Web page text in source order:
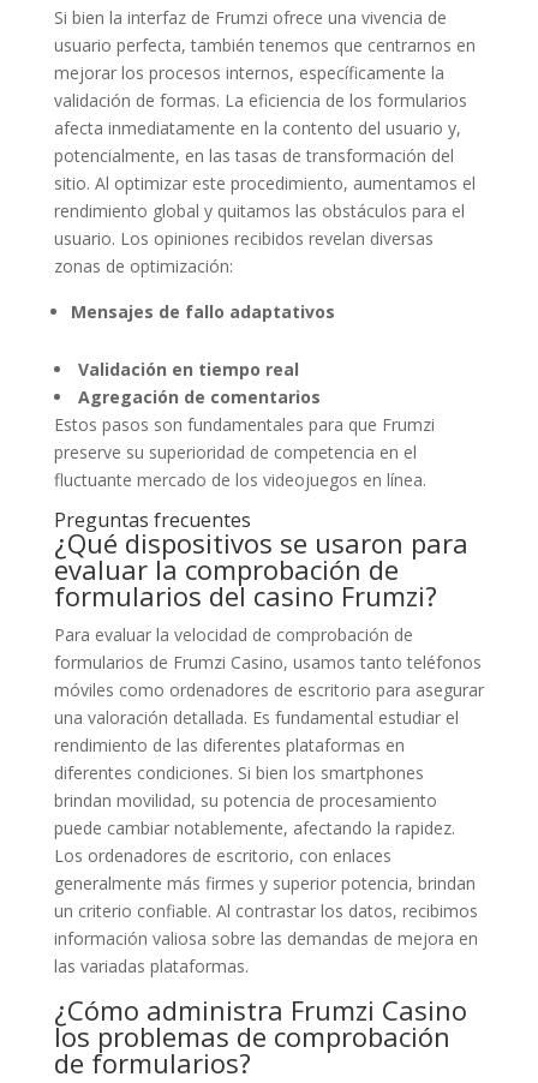
Si bien la interfaz de Frumzi ofrece una vivencia de
usuario perfecta, también tenemos que centrarnos en
mejorar los procesos internos, específicamente la
validación de formas. La eficiencia de los formularios
afecta inmediatamente en la contento del usuario y,
potencialmente, en las tasas de transformación del
sitio. Al optimizar este procedimiento, aumentamos el
rendimiento global y quitamos las obstáculos para el
usuario. Los opiniones recibidos revelan diversas
zonas de optimización:
Mensajes de fallo adaptativos
Validación en tiempo real
Agregación de comentarios
Estos pasos son fundamentales para que Frumzi
preserve su superioridad de competencia en el
fluctuante mercado de los videojuegos en línea.
Preguntas frecuentes
¿Qué dispositivos se usaron para
evaluar la comprobación de
formularios del casino Frumzi?
Para evaluar la velocidad de comprobación de
formularios de Frumzi Casino, usamos tanto teléfonos
móviles como ordenadores de escritorio para asegurar
una valoración detallada. Es fundamental estudiar el
rendimiento de las diferentes plataformas en
diferentes condiciones. Si bien los smartphones
brindan movilidad, su potencia de procesamiento
puede cambiar notablemente, afectando la rapidez.
Los ordenadores de escritorio, con enlaces
generalmente más firmes y superior potencia, brindan
un criterio confiable. Al contrastar los datos, recibimos
información valiosa sobre las demandas de mejora en
las variadas plataformas.
¿Cómo administra Frumzi Casino
los problemas de comprobación
de formularios?